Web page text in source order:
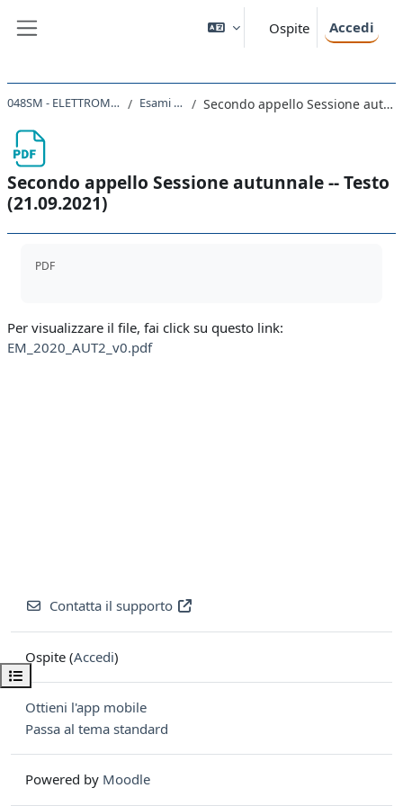
Ospite Accedi
Apri indice del corso
048SM - ELETTROMAGNETISMO 2020 Esami 2020-2021 Secondo appello Sessione autunnale -- Testo (21.09.2021)
Secondo appello Sessione autunnale -- Testo
(21.09.2021)
PDF
Per visualizzare il file, fai click su questo link:
EM_2020_AUT2_v0.pdf
Contatta il supporto
Ospite (Accedi)
Ottieni l'app mobile
Passa al tema standard
Powered by Moodle